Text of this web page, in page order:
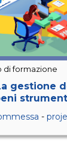
di formazione
gestione
-